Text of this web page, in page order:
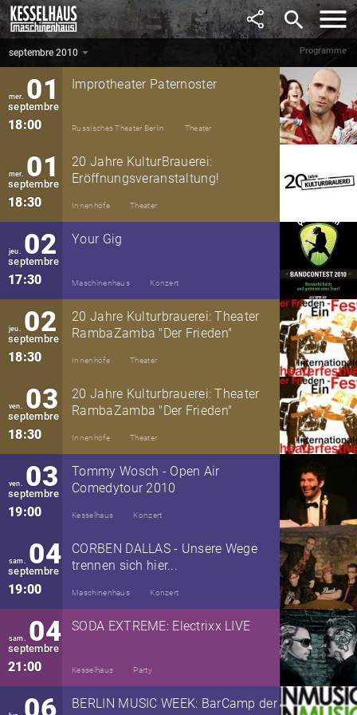
search
Programme
15:00 Innenhöfe Konzert
septembre 2010
mer. 01
septembre
18:00
Improtheater Paternoster
Russisches Theater Berlin Theater
mer. 01
septembre
18:30
20 Jahre KulturBrauerei:
Eröffnungsveranstaltung!
Innenhöfe Theater
jeu. 02
septembre
17:30
Your Gig
Maschinenhaus Konzert
jeu. 02
septembre
18:30
20 Jahre Kulturbrauerei: Theater
RambaZamba "Der Frieden"
Innenhöfe Theater
ven. 03
septembre
18:30
20 Jahre Kulturbrauerei: Theater
RambaZamba "Der Frieden"
Innenhöfe Theater
ven. 03
septembre
19:00
Tommy Wosch - Open Air
Comedytour 2010
Kesselhaus Konzert
sam. 04
septembre
19:00
CORBEN DALLAS - Unsere Wege
trennen sich hier...
Maschinenhaus Konzert
sam. 04
septembre
21:00
SODA EXTREME: Electrixx LIVE
Kesselhaus Party
BERLIN MUSIC WEEK: BarCamp der
septembre 2010 ▼